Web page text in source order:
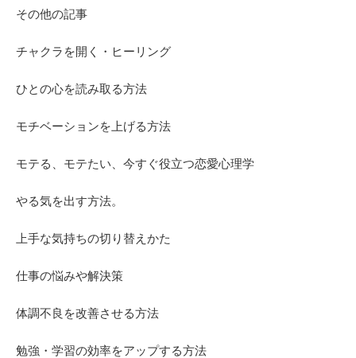
その他の記事
チャクラを開く・ヒーリング
ひとの心を読み取る方法
モチベーションを上げる方法
モテる、モテたい、今すぐ役立つ恋愛心理学
やる気を出す方法。
上手な気持ちの切り替えかた
仕事の悩みや解決策
体調不良を改善させる方法
勉強・学習の効率をアップする方法